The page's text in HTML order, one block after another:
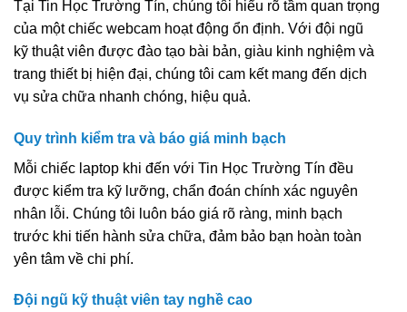
Tại Tin Học Trường Tín, chúng tôi hiểu rõ tầm quan trọng
của một chiếc webcam hoạt động ổn định. Với đội ngũ
kỹ thuật viên được đào tạo bài bản, giàu kinh nghiệm và
trang thiết bị hiện đại, chúng tôi cam kết mang đến dịch
vụ sửa chữa nhanh chóng, hiệu quả.
Quy trình kiểm tra và báo giá minh bạch
Mỗi chiếc laptop khi đến với Tin Học Trường Tín đều
được kiểm tra kỹ lưỡng, chẩn đoán chính xác nguyên
nhân lỗi. Chúng tôi luôn báo giá rõ ràng, minh bạch
trước khi tiến hành sửa chữa, đảm bảo bạn hoàn toàn
yên tâm về chi phí.
Đội ngũ kỹ thuật viên tay nghề cao